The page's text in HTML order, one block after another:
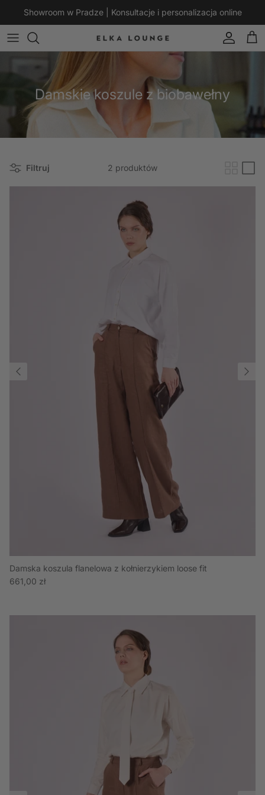
Showroom w Pradze | Konsultacje i personalizacja online
Konto
Damskie koszule z biobawełny
Filtruj 2 produktów
Damska koszula flanelowa z kołnierzykiem loose fit
Cena regularna
661,00 zł